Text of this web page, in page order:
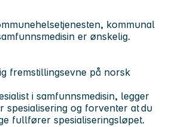
kommunal
er ønskelig.
fremstillingsevne på norsk
i samfunnsmedisin, legger
spesialisering og forventer at du
fullfører spesialiseringsløpet.